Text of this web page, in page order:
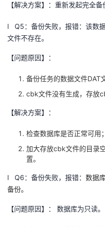
【解决方案】：重新发起完全备
l Q5：备份失败，报错：该数
文件不存在。
【问题原因】：
备份任务的数据文件DAT
cbk文件没有生成，存放
【解决方案】：
检查数据库是否正常可用；
加大存放cbk文件的目录
置。
l Q6：备份失败，报错： 数据
备份。
【问题原因】： 数据库为只读。